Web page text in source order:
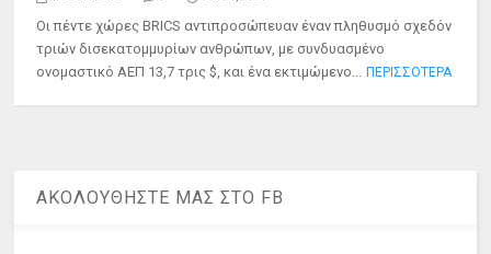
Οι πέντε χώρες BRICS αντιπροσώπευαν έναν πληθυσμό σχεδόν
τριών δισεκατομμυρίων ανθρώπων, με συνδυασμένο
ονομαστικό ΑΕΠ 13,7 τρις $, και ένα εκτιμώμενο... ΠΕΡΙΣΣΟΤΕΡΑ
ΑΚΟΛΟΥΘΗΣΤΕ ΜΑΣ ΣΤΟ FB